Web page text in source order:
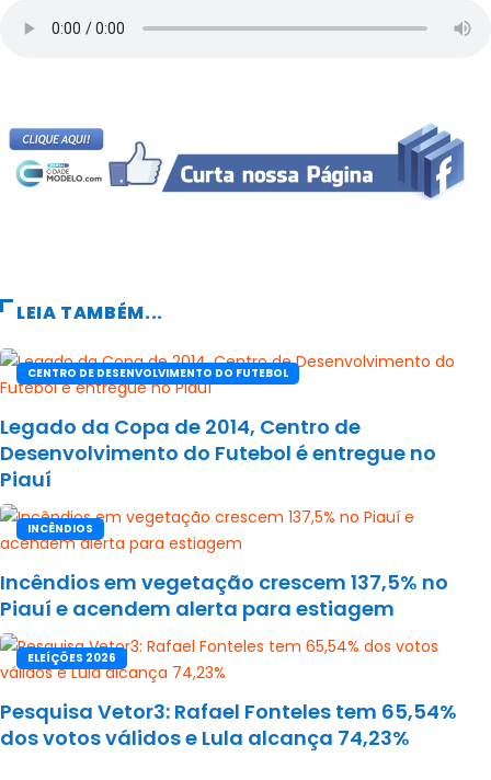
LEIA TAMBÉM...
CENTRO DE DESENVOLVIMENTO DO FUTEBOL
Legado da Copa de 2014, Centro de
Desenvolvimento do Futebol é entregue no
Piauí
INCÊNDIOS
Incêndios em vegetação crescem 137,5% no
Piauí e acendem alerta para estiagem
ELEÍÇÕES 2026
Pesquisa Vetor3: Rafael Fonteles tem 65,54%
dos votos válidos e Lula alcança 74,23%